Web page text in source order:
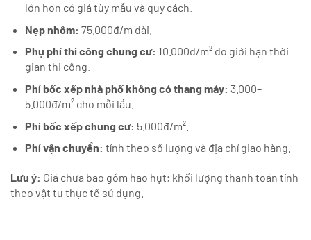
lớn hơn có giá tùy mẫu và quy cách.
Nẹp nhôm: 75.000đ/m dài.
Phụ phí thi công chung cư: 10.000đ/m² do giới hạn thời
gian thi công.
Phí bốc xếp nhà phố không có thang máy: 3.000–
5.000đ/m² cho mỗi lầu.
Phí bốc xếp chung cư: 5.000đ/m².
Phí vận chuyển: tính theo số lượng và địa chỉ giao hàng.
Lưu ý: Giá chưa bao gồm hao hụt; khối lượng thanh toán tính
theo vật tư thực tế sử dụng.